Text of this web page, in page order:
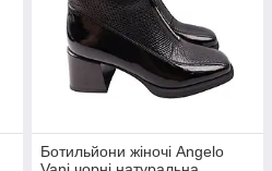
Ботильйони жіночі Angelo